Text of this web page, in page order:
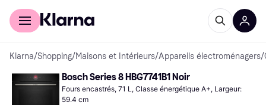
Acheter avec Klarna
Klarna/Shopping/Maisons et Intérieurs/Appareils électroménagers/
Bosch Series 8 HBG7741B1 Noir
Fours encastrés, 71 L, Classe énergétique A+, Largeur:
59.4 cm